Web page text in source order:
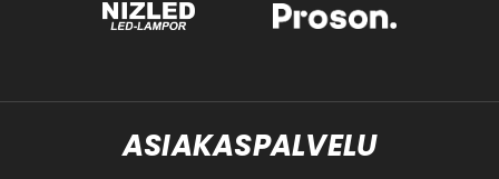
ASIAKASPALVELU